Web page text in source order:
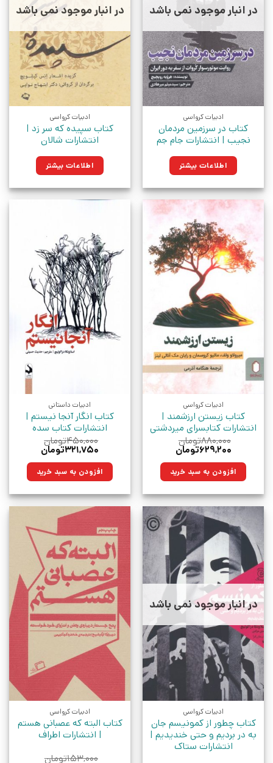
در انبار موجود نمی باشد
ادبیات کرواسی
کتاب در سرزمین مردمان
نجیب | انتشارات جام جم
اطلاعات بیشتر
در انبار موجود نمی باشد
ادبیات کرواسی
کتاب سپیده که سر زد |
انتشارات شالان
اطلاعات بیشتر
ادبیات کرواسی
کتاب زیستن ارزشمند |
انتشارات کتابسرای میردشتی
۸۸۰,۰۰۰تومان
قیمت
۸۸۰,۰۰۰تومان
بود.
۶۲۹,۲۰۰تومان
۶۲۹,۲۰۰تومان.افزودن به سبد خرید
ادبیات داستانی
کتاب انگار آنجا نیستم |
انتشارات کتاب سده
۴۵۰,۰۰۰تومان
قیمت
۴۵۰,۰۰۰تومان
بود.
۳۲۱,۷۵۰تومان
۳۲۱,۷۵۰تومان.افزودن به سبد خرید
در انبار موجود نمی باشد
ادبیات کرواسی
کتاب چطور از کمونیسم جان
به در بردیم و حتی خندیدیم |
انتشارات ستاک
ادبیات کرواسی
کتاب البته که عصبانی هستم
| انتشارات اطراف
۱۵۳,۰۰۰تومان